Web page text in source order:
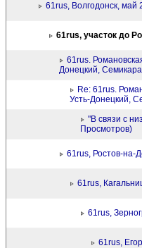
61rus, Волгодонск,
61rus, участок до
61rus.
Донецкий,
Re: 61rus.
Усть-Донецкий,
"В связи с
Просмотров)
61rus, Ростов-на-
61rus,
61rus,
61rus,